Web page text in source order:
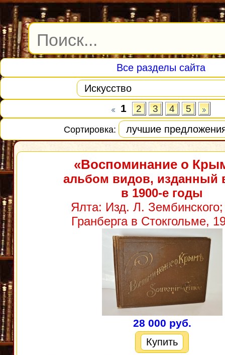
Все разделы сайта
1 2 3 4 5
Сортировка:
«Воспоминание о
альбом видов, изданный
в 1900-е годы
Ялта: Изд. Л.
Гранберга в Стокгольме,
28 000 руб.
Купить